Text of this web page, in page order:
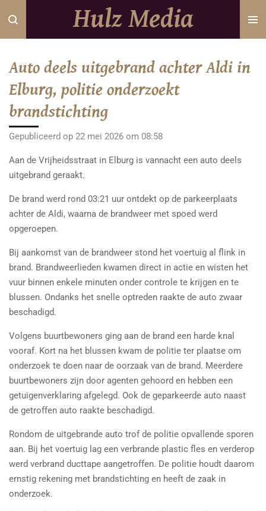
Ga
direct
hoofdinhoud
Hulz Media
Auto deels uitgebrand achter Aldi in
Elburg, politie onderzoekt
brandstichting
Gepubliceerd op 22 mei 2026 om 08:58
Aan de Vrijheidsstraat in Elburg is vannacht een auto deels
uitgebrand geraakt.
De brand werd rond 03:21 uur ontdekt op de parkeerplaats
achter de Aldi, waarna de brandweer met spoed werd
opgeroepen.
Bij aankomst van de brandweer stond het voertuig al flink in
brand. Brandweerlieden kwamen direct in actie en wisten het
vuur binnen enkele minuten onder controle te krijgen en te
blussen. Ondanks het snelle optreden raakte de auto zwaar
beschadigd.
Volgens buurtbewoners ging aan de brand een harde knal
vooraf. Kort na het blussen kwam de politie ter plaatse om
onderzoek te doen naar de oorzaak van de brand. Meerdere
buurtbewoners zijn door agenten gehoord en hebben een
getuigenverklaring afgelegd. Ook de geparkeerde auto naast
de getroffen auto raakte beschadigd.
Rondom de uitgebrande auto trof de politie opvallende sporen
aan. Bij het voertuig lag een verbrande plastic fles en verderop
werd verbrand ducttape aangetroffen. De politie houdt daarom
ernstig rekening met brandstichting en heeft de zaak in
onderzoek.